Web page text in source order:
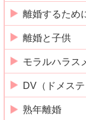
離婚するため
離婚と子供
モラルハラス
DV（ドメス
熟年離婚